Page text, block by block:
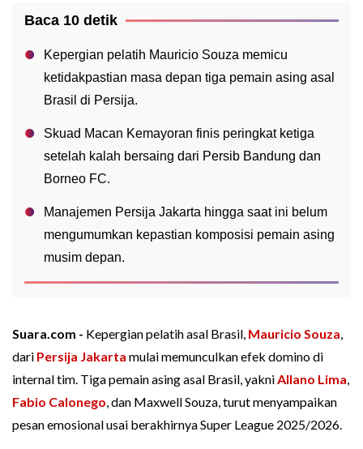
Baca 10 detik
Kepergian pelatih Mauricio Souza memicu
ketidakpastian masa depan tiga pemain asing asal
Brasil di Persija.
Skuad Macan Kemayoran finis peringkat ketiga
setelah kalah bersaing dari Persib Bandung dan
Borneo FC.
Manajemen Persija Jakarta hingga saat ini belum
mengumumkan kepastian komposisi pemain asing
musim depan.
Suara.com - Kepergian pelatih asal Brasil, Mauricio Souza,
dari Persija Jakarta mulai memunculkan efek domino di
internal tim. Tiga pemain asing asal Brasil, yakniAllano Lima,
Fabio Calonego, dan Maxwell Souza, turut menyampaikan
pesan emosional usai berakhirnya Super League 2025/2026.